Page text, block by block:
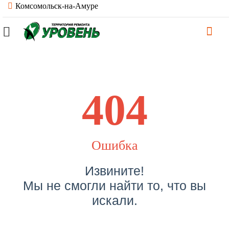
Комсомольск-на-Амуре
404
Ошибка
Извините!
Мы не смогли найти то, что вы
искали.